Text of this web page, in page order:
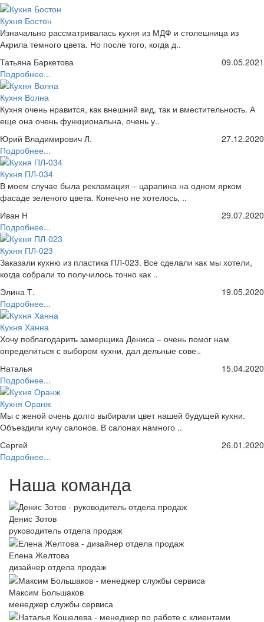
Кухня Бостон
Изначально рассматривалась кухня из МДФ и столешница из
Акрила темного цвета. Но после того, когда д..
Татьяна Баркетова
09.05.2021
Подробнее...
Кухня Волна
Кухня очень нравится, как внешний вид, так и вместительность. А
еще она очень функциональна, очень у..
Юрий Владимирович Л.
27.12.2020
Подробнее...
Кухня ПЛ-034
В моем случае была рекламация – царапина на одном ярком
фасаде зеленого цвета. Конечно не хотелось, ..
Иван Н
29.07.2020
Подробнее...
Кухня ПЛ-023
Заказали кухню из пластика ПЛ-023. Все сделали как мы хотели,
когда собрали то получилось точно как ..
Элина Т.
19.05.2020
Подробнее...
Кухня Ханна
Хочу поблагодарить замерщика Дениса – очень помог нам
определиться с выбором кухни, дал дельные сове..
Наталья
15.04.2020
Подробнее...
Кухня Оранж
Мы с женой очень долго выбирали цвет нашей будущей кухни.
Объездили кучу салонов. В салонах намного ..
Сергей
26.01.2020
Подробнее...
Наша команда
Денис Зотов
руководитель отдела продаж
Елена Желтова
дизайнер отдела продаж
Максим Большаков
менеджер службы сервиса